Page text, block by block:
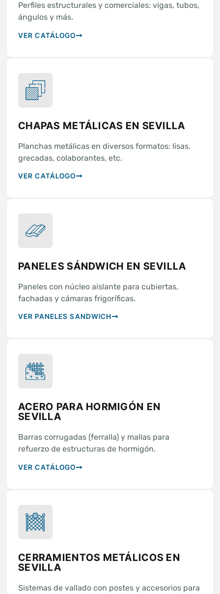
Perfiles estructurales y comerciales: vigas, tubos,
ángulos y más.
VER CATÁLOGO
CHAPAS METÁLICAS EN SEVILLA
Planchas metálicas en diversos formatos: lisas,
grecadas, colaborantes, etc.
VER CATÁLOGO
PANELES SÁNDWICH EN SEVILLA
Paneles con núcleo aislante para cubiertas,
fachadas y cámaras frigoríficas.
VER PANELES SANDWICH
ACERO PARA HORMIGÓN EN
SEVILLA
Barras corrugadas (ferralla) y mallas para
refuerzo de estructuras de hormigón.
VER CATÁLOGO
CERRAMIENTOS METÁLICOS EN
SEVILLA
Sistemas de vallado con postes y accesorios para